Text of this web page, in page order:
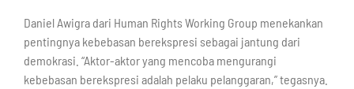
Daniel Awigra dari Human Rights Working Group menekankan
pentingnya kebebasan berekspresi sebagai jantung dari
demokrasi. “Aktor-aktor yang mencoba mengurangi
kebebasan berekspresi adalah pelaku pelanggaran,” tegasnya.